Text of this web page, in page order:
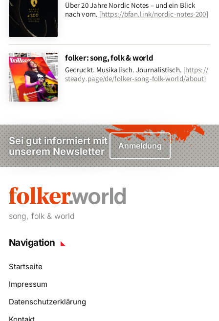
Über 20 Jahre Nordic Notes – und ein Blick
nach vorn. [https://bfan.link/nordic-notes-200]
folker: song, folk & world
Gedruckt. Musikalisch. Journalistisch. [https://
steady.page/de/folker-song-folk-world/about]
Sei gut informiert mit
unserem Newsletter
Anmeldung
song, folk & world
Navigation
Startseite
Impressum
Datenschutzerklärung